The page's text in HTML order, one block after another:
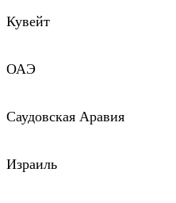
Кувейт
ОАЭ
Саудовская Аравия
Израиль